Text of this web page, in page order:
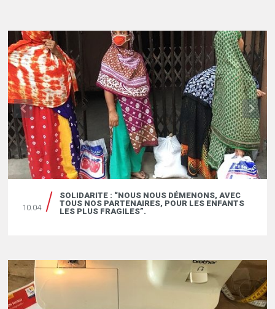
10.04
SOLIDARITE : “NOUS NOUS DÉMENONS, AVEC
TOUS NOS PARTENAIRES, POUR LES ENFANTS
LES PLUS FRAGILES”.